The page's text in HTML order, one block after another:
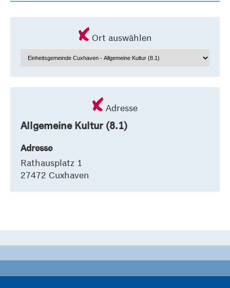
Ort auswählen
Adresse
Allgemeine Kultur (8.1)
Adresse
Rathausplatz 1
27472 Cuxhaven